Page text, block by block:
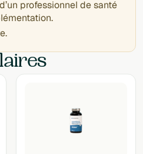
professionnel de santé